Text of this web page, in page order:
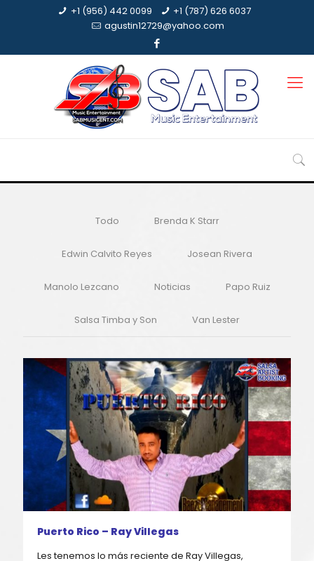
+1 (956) 442 0099
+1 (787) 626 6037
agustin12729@yahoo.com
Todo Brenda K Starr
Edwin Calvito Reyes Josean Rivera
Manolo Lezcano Noticias Papo Ruiz
Salsa Timba y Son Van Lester
Puerto Rico – Ray Villegas
Les tenemos lo más reciente de Ray Villegas,